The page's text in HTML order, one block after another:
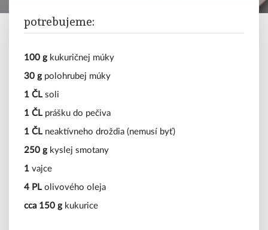
mäso
vegetariánske
sladké
triky
blog
potrebujeme:
100 g kukuričnej múky
30 g polohrubej múky
1 ČL soli
1 ČL prášku do pečiva
1 ČL neaktívneho droždia (nemusí byť)
250 g kyslej smotany
1 vajce
4 PL olivového oleja
cca 150 g kukurice